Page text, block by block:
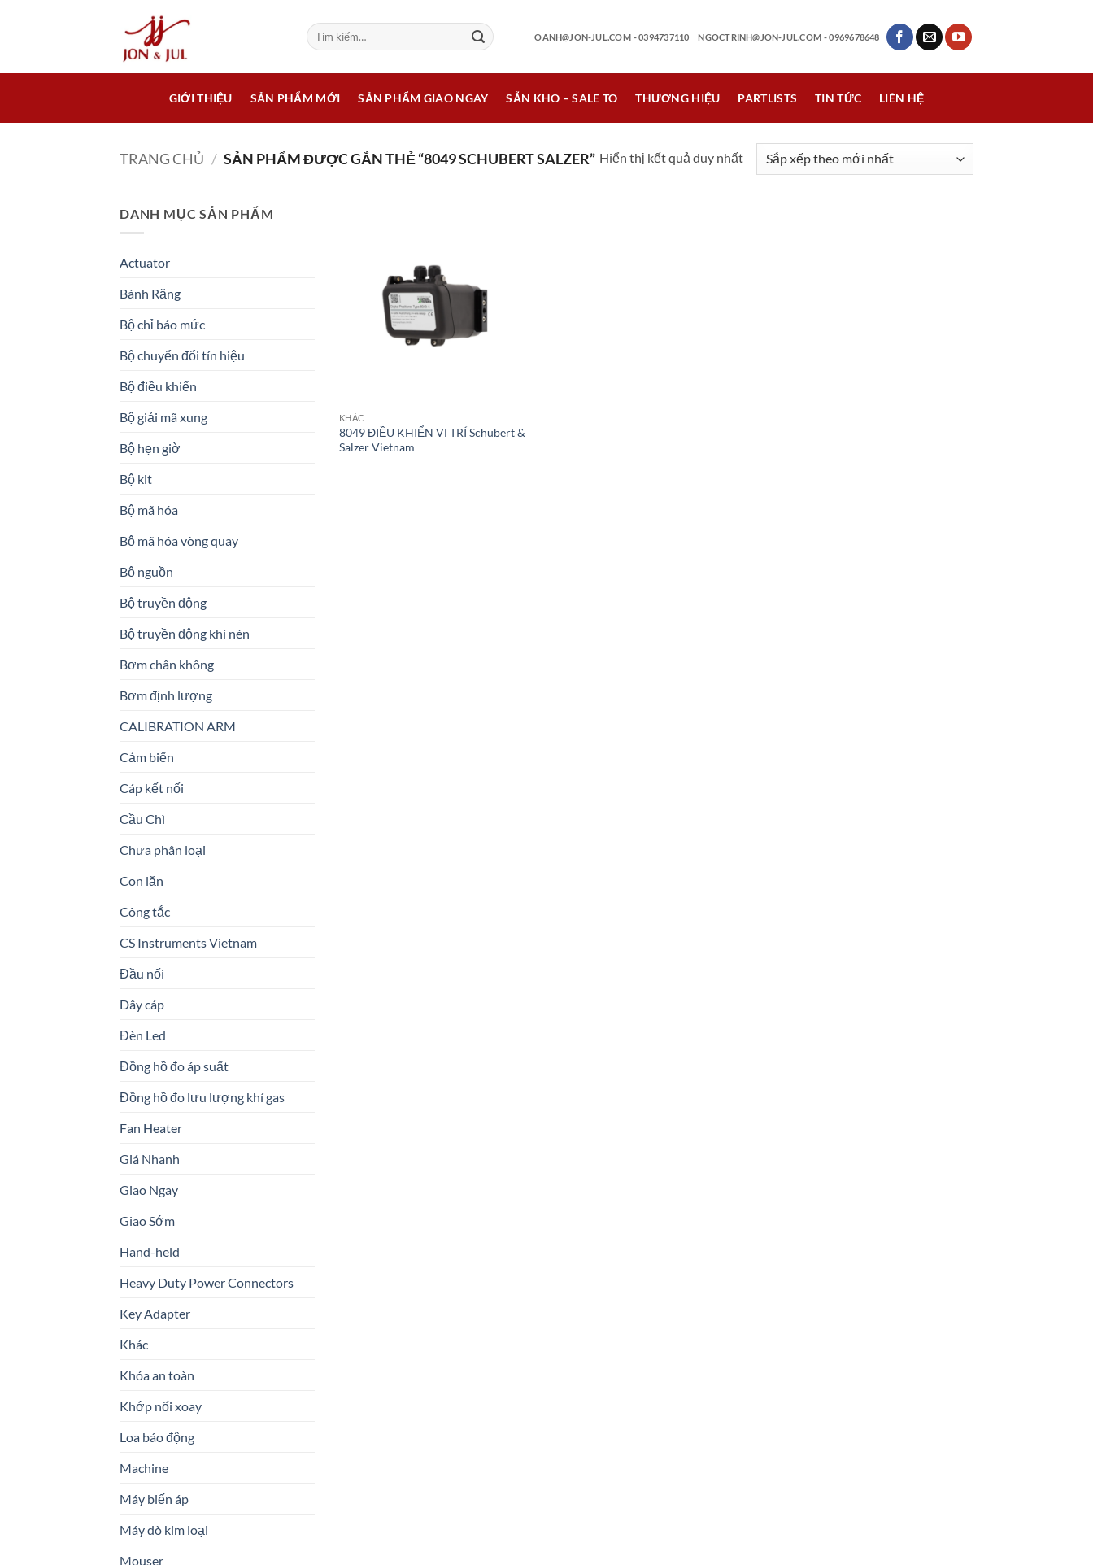
dung
Tìm
kiếm:
OANH@JON-JUL.COM - 0394737110 -NGOCTRINH@JON-JUL.COM - 0969678648
GIỚI THIỆU SẢN PHẨM MỚI SẢN PHẨM GIAO NGAY SẴN KHO – SALE TO THƯƠNG HIỆU PARTLISTS TIN TỨC LIÊN HỆ
TRANG CHỦ / SẢN PHẨM ĐƯỢC GẮN THẺ “8049 SCHUBERT SALZER” Hiển thị kết quả duy nhất
DANH MỤC SẢN PHẨM
Actuator
Bánh Răng
Bộ chỉ báo mức
Bộ chuyển đổi tín hiệu
Bộ điều khiển
Bộ giải mã xung
Bộ hẹn giờ
Bộ kit
Bộ mã hóa
Bộ mã hóa vòng quay
Bộ nguồn
Bộ truyền động
Bộ truyền động khí nén
Bơm chân không
Bơm định lượng
CALIBRATION ARM
Cảm biến
Cáp kết nối
Cầu Chì
Chưa phân loại
Con lăn
Công tắc
CS Instruments Vietnam
Đầu nối
Dây cáp
Đèn Led
Đồng hồ đo áp suất
Đồng hồ đo lưu lượng khí gas
Fan Heater
Giá Nhanh
Giao Ngay
Giao Sớm
Hand-held
Heavy Duty Power Connectors
Key Adapter
Khác
Khóa an toàn
Khớp nối xoay
Loa báo động
Machine
Máy biến áp
Máy dò kim loại
Mouser
KHÁC
8049 ĐIỀU KHIỂN VỊ TRÍ Schubert &
Salzer Vietnam